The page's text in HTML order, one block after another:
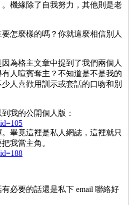
機緣除了自我努力，其他則是老
怎麼樣的嗎？你就這麼相信別人
為格主文章中提到了我們兩個人
人喧賓奪主？不知道是不是我的
人喜歡用訓示或套話的口吻和別
我的公開個人版：
畢竟這裡是私人網誌，這裡就只
我當主角。
必要的話還是私下 email 聯絡好